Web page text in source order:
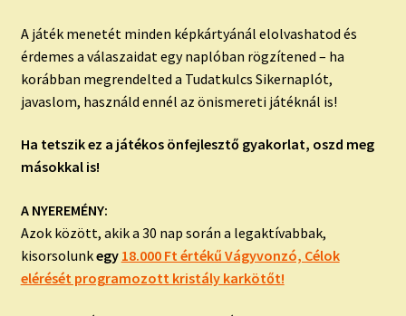
A játék menetét minden képkártyánál elolvashatod és
érdemes a válaszaidat egy naplóban rögzítened – ha
korábban megrendelted a Tudatkulcs Sikernaplót,
javaslom, használd ennél az önismereti játéknál is!
Ha tetszik ez a játékos önfejlesztő gyakorlat, oszd meg
másokkal is!
A NYEREMÉNY:
Azok között, akik a 30 nap során a legaktívabbak,
kisorsolunkegy 18.000 Ft értékű Vágyvonzó, Célok
elérését programozott kristály karkötőt!